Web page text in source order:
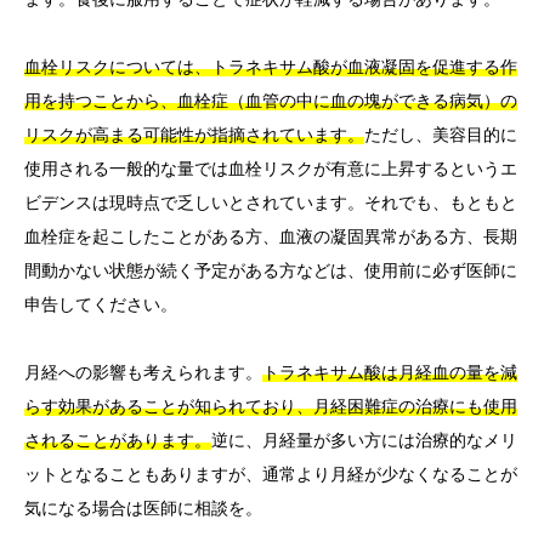
血栓リスクについては、トラネキサム酸が血液凝固を促進する作
用を持つことから、血栓症（血管の中に血の塊ができる病気）の
リスクが高まる可能性が指摘されています。ただし、美容目的に
使用される一般的な量では血栓リスクが有意に上昇するというエ
ビデンスは現時点で乏しいとされています。それでも、もともと
血栓症を起こしたことがある方、血液の凝固異常がある方、長期
間動かない状態が続く予定がある方などは、使用前に必ず医師に
申告してください。
月経への影響も考えられます。 トラネキサム酸は月経血の量を減
らす効果があることが知られており、月経困難症の治療にも使用
されることがあります。逆に、月経量が多い方には治療的なメリ
ットとなることもありますが、通常より月経が少なくなることが
気になる場合は医師に相談を。